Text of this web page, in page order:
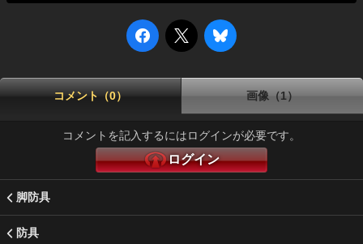
コメント（0） 画像（1）
コメントを記入するにはログインが必要です。
ログイン
脚防具
防具